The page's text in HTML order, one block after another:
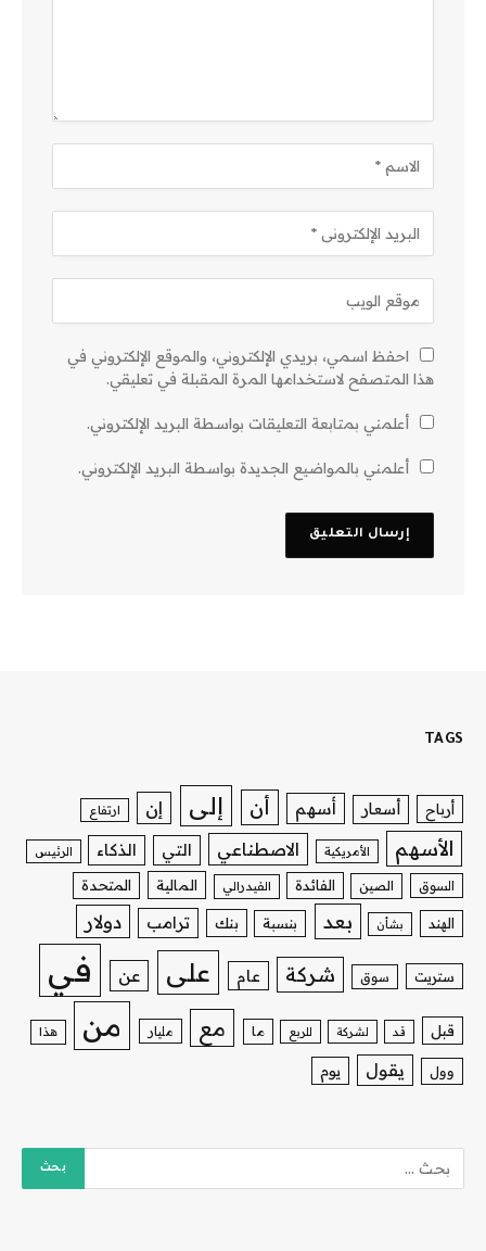
احفظ اسمي، بريدي الإلكتروني، والموقع الإلكتروني في
هذا المتصفح لاستخدامها المرة المقبلة في تعليقي.
أعلمني بمتابعة التعليقات بواسطة البريد الإلكتروني.
أعلمني بالمواضيع الجديدة بواسطة البريد الإلكتروني.
TAGS
أرباح أسعار أسهم أن إلى إن ارتفاع
الأسهم الأمريكية الاصطناعي التي الذكاء الرئيس
السوق الصين الفائدة الفيدرالي المالية المتحدة
الهند بشأن بعد بنسبة بنك ترامب دولار
ستريت سوق شركة عام على عن في
قبل قد لشركة للربع ما مع مليار من هذا
وول يقول يوم